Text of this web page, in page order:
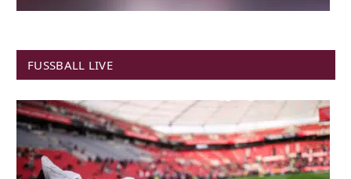
FUSSBALL LIVE